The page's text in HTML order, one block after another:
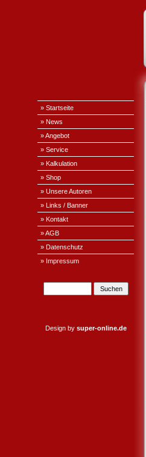
» Startseite
» News
» Angebot
» Service
» Kalkulation
» Shop
» Unsere Autoren
» Links / Banner
» Kontakt
» AGB
» Datenschutz
» Impressum
Design by super-online.de